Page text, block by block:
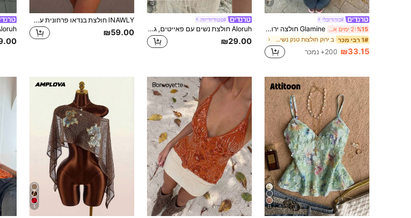
7
#בוהורובלי
%15 2 ימים אחרונים Glamine חולצה ירוקה עם רקמת חרוזים וגב פתוח, חולצת חופשה אופנתית וסקסית לנשים, חולצה עם רקמת חרוזים
1# רבי מכר ב ירוק חולצות טנק נשים & Camis
₪33.15 200+ נמכר
12
#סטודיודיווה
Aloruh חולצת נשים עם פאייטים, גב חשוף, חולצת הולטר, טורקיז, קיץ, שנות ה-70, מסיבת חג, חופשה, חוף, בוהו, בלינג, רייב, פסטיבל, קונסרט, לבוש רחוב
₪29.00
INAWLY חולצת בנדאו פרחונית עם נצנצים ושוליים לחוף הים לנשים
₪59.00
11
5